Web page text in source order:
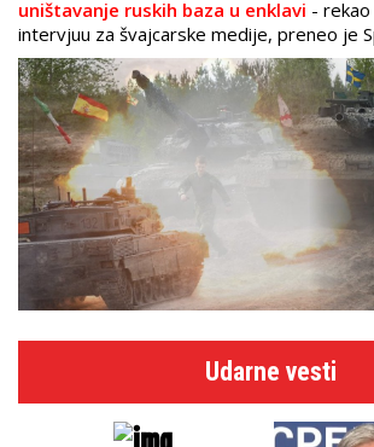
uništavanje ruskih baza u enklavi -
intervjuu za švajcarske medije, preneo je
Udarne vesti